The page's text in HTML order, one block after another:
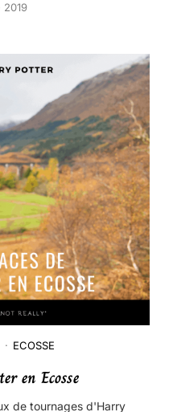
2019
ECOSSE
en Ecosse
de tournages d'Harry